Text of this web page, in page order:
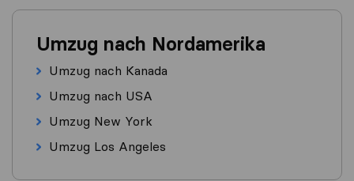
Umzug nach Nordamerika
Umzug nach Kanada
Umzug nach USA
Umzug New York
Umzug Los Angeles